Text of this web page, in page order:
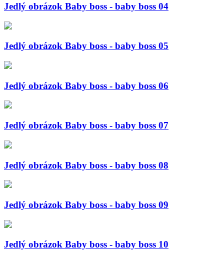
Jedlý obrázok Baby boss - baby boss 04
Jedlý obrázok Baby boss - baby boss 05
Jedlý obrázok Baby boss - baby boss 06
Jedlý obrázok Baby boss - baby boss 07
Jedlý obrázok Baby boss - baby boss 08
Jedlý obrázok Baby boss - baby boss 09
Jedlý obrázok Baby boss - baby boss 10